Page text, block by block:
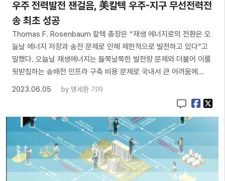
우주 전력발전 잰걸음, 美칼텍 우주-지구 무선전력전
송 최초 성공
Thomas F. Rosenbaum 칼텍 총장은 “재생 에너지로의 전환은 오
늘날 에너지 저장과 송전 문제로 인해 제한적으로 발전하고 있다”고
말했다. 오늘날 재생에너지는 들쭉날쭉한 발전량 문제와 더불어 이를
뒷받침하는 송배전 인프라 구축 비용 문제로 국내서 큰 어려움에…
2023.06.05
by 명세환 기자